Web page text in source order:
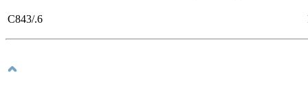
C843/.6